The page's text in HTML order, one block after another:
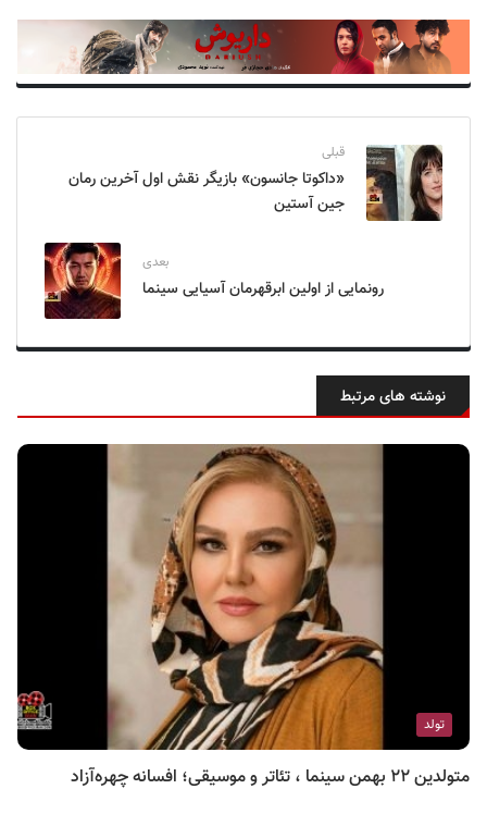
قبلی
«داکوتا جانسون» بازیگر نقش اول آخرین رمان
جین آستین
بعدی
رونمایی از اولین ابرقهرمان آسیایی سینما
نوشته های مرتبط
تولد
متولدین ۲۲ بهمن سینما ، تئاتر و موسیقی؛ افسانه چهره‌آزاد